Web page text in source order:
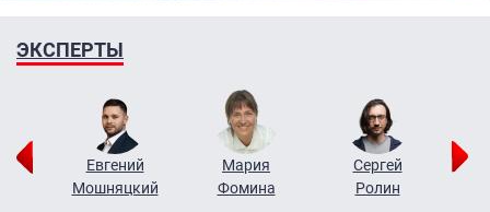
ЭКСПЕРТЫ
Евгений
Мошняцкий
Мария
Фомина
Сергей
Ролин